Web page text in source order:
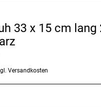
33 x 15 cm lang
Versandkosten